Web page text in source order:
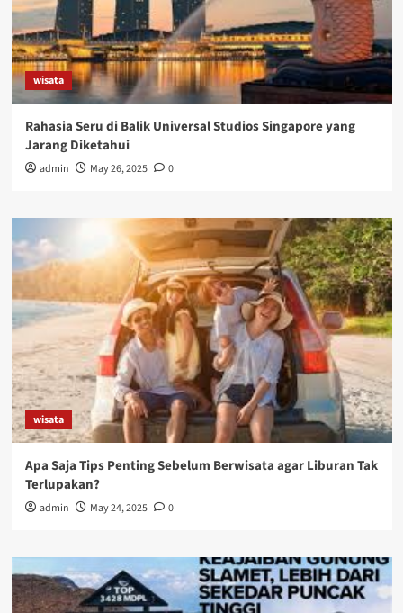
wisata
Rahasia Seru di Balik Universal Studios Singapore yang
Jarang Diketahui
admin May 26, 2025 0
wisata
Apa Saja Tips Penting Sebelum Berwisata agar Liburan Tak
Terlupakan?
admin May 24, 2025 0